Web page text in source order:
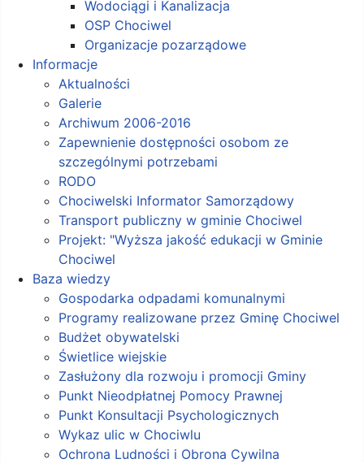
Wodociągi i Kanalizacja
OSP Chociwel
Organizacje pozarządowe
Informacje
Aktualności
Galerie
Archiwum 2006-2016
Zapewnienie dostępności osobom ze
szczególnymi potrzebami
RODO
Chociwelski Informator Samorządowy
Transport publiczny w gminie Chociwel
Projekt: "Wyższa jakość edukacji w Gminie
Chociwel
Baza wiedzy
Gospodarka odpadami komunalnymi
Programy realizowane przez Gminę Chociwel
Budżet obywatelski
Świetlice wiejskie
Zasłużony dla rozwoju i promocji Gminy
Punkt Nieodpłatnej Pomocy Prawnej
Punkt Konsultacji Psychologicznych
Wykaz ulic w Chociwlu
Ochrona Ludności i Obrona Cywilna